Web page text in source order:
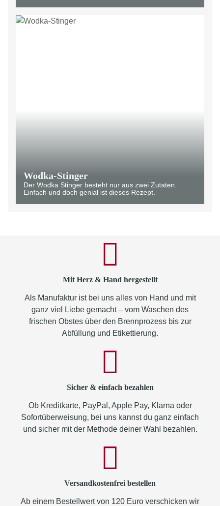
Wodka-Stinger
Der Wodka Stinger besteht nur aus zwei Zutaten.
Einfach und doch genial ist dieses Rezept.
Mit Herz & Hand hergestellt
Als Manufaktur ist bei uns alles von Hand und mit
ganz viel Liebe gemacht – vom Waschen des
frischen Obstes über den Brennprozess bis zur
Abfüllung und Etikettierung.
Sicher & einfach bezahlen
Ob Kreditkarte, PayPal, Apple Pay, Klarna oder
Sofortüberweisung, bei uns kannst du ganz einfach
und sicher mit der Methode deiner Wahl bezahlen.
Versandkostenfrei bestellen
Ab einem Bestellwert von 120 Euro verschicken wir